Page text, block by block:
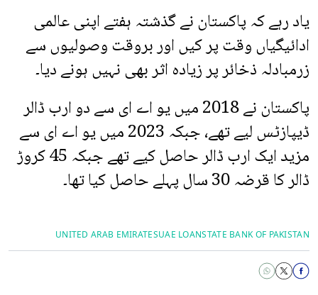
یاد رہے کہ پاکستان نے گذشتہ ہفتے اپنی عالمی
ادائیگیاں وقت پر کیں اور بروقت وصولیوں سے
زرمبادلہ ذخائر پر زیادہ اثر بھی نہیں ہونے دیا۔
پاکستان نے 2018 میں یو اے ای سے دو ارب ڈالر
ڈیپازٹس لیے تھے، جبکہ 2023 میں یو اے ای سے
مزید ایک ارب ڈالر حاصل کیے تھے جبکہ 45 کروڑ
ڈالر کا قرضہ 30 سال پہلے حاصل کیا تھا۔
STATE BANK OF PAKISTAN
UAE LOAN
UNITED ARAB ​EMIRATES